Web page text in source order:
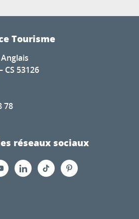
Tourisme
CS 53126
78
réseaux sociaux